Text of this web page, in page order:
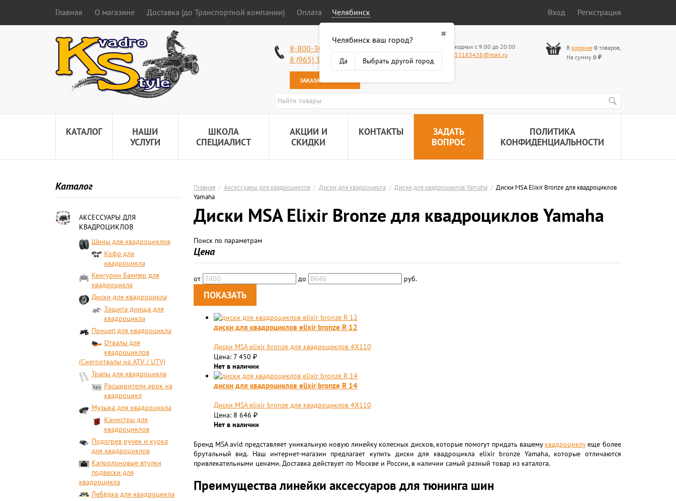
Главная О магазине Доставка (до Транспортной компании) Оплата Челябинск
✖
Челябинск ваш город?
Да Выбрать другой город
Вход Регистрация
8-800-301-50-58
8 (965) 318-34-38
ЗАКАЗАТЬ ЗВОНОК
Работаем без выходных с 9:00 до 20:00
89653183438@mail.ru
В корзине 0товаров,
На сумму 0 ₽
КАТАЛОГ
НАШИ
УСЛУГИ
ШКОЛА
СПЕЦИАЛИСТ
АКЦИИ И
СКИДКИ
КОНТАКТЫ
ЗАДАТЬ
ВОПРОС
ПОЛИТИКА
КОНФИДЕНЦИАЛЬНОСТИ
Каталог
АКСЕССУАРЫ ДЛЯ
КВАДРОЦИКЛОВ
Шины для квадроциклов
Кофр для
квадроцикла
Кенгурин Бампер для
квадроцикла
Диски для квадроцикла
Защита днища для
квадроцикла
Прицеп для квадроцикла
Отвалы для
квадроциклов
(Снегоотвалы на ATV / UTV)
Трапы для квадроцикла
Расширители арок на
квадроцикл
Музыка для квадроцикла
Канистры для
квадроциклов
Подогрев ручек и курка
для квадроциклов
Капролоновые втулки
подвески для
квадроцикла
Лебёдка для квадроцикла
Главная / Аксессуары для квадроциклов / Диски для квадроцикла / Диски для квадроциклов Yamaha / Диски MSA Elixir Bronze для квадроциклов
Yamaha
Диски MSA Elixir Bronze для квадроциклов Yamaha
Поиск по параметрам
Цена
от до руб.
диски для квадроциклов elixir bronze R 12
Диски MSA elixir bronze для квадроциклов 4X110
Цена: 7 450 ₽
Нет в наличии
диски для квадроциклов elixir bronze R 14
Диски MSA elixir bronze для квадроциклов 4X110
Цена: 8 646 ₽
Нет в наличии
Бренд MSA avid представляет уникальную новую линейку колесных дисков, которые помогут придать вашему квадроциклуеще более
брутальный вид. Наш интернет-магазин предлагает купить диски для квадроцикла elixir bronze Yamaha, которые отличаются
привлекательными ценами. Доставка действует по Москве и России, в наличии самый разный товар из каталога.
Преимущества линейки аксессуаров для тюнинга шин